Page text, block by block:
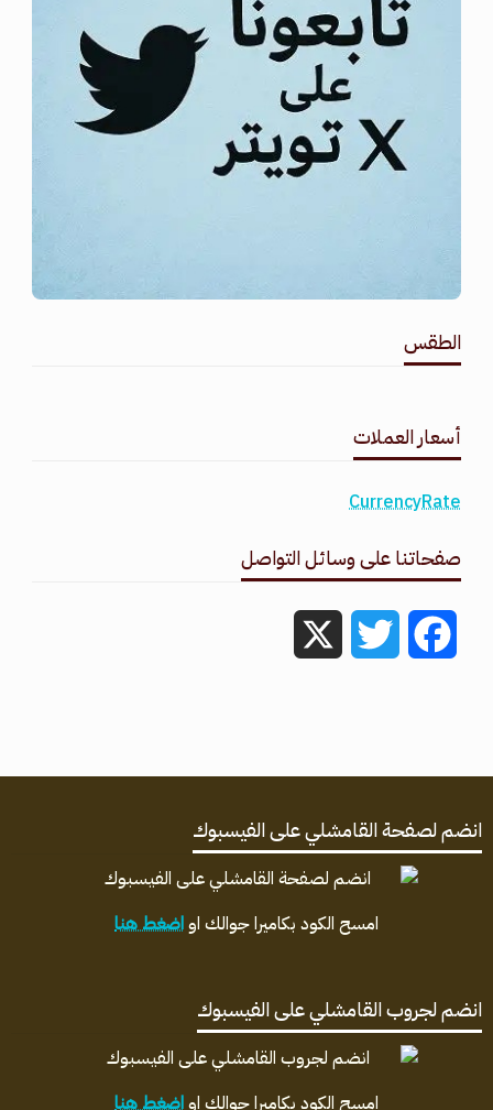
الطقس
أسعار العملات
CurrencyRate
صفحاتنا على وسائل التواصل
Facebook
Twitter
انضم لصفحة القامشلي على الفيسبوك
امسح الكود بكاميرا جوالك اواضغط هنا
انضم لجروب القامشلي على الفيسبوك
امسح الكود بكاميرا جوالك اواضغط هنا